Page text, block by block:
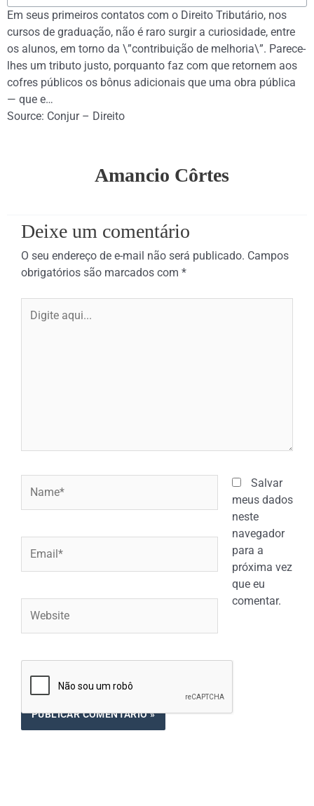
Em seus primeiros contatos com o Direito Tributário, nos
cursos de graduação, não é raro surgir a curiosidade, entre
os alunos, em torno da \”contribuição de melhoria\”. Parece-
lhes um tributo justo, porquanto faz com que retornem aos
cofres públicos os bônus adicionais que uma obra pública
— que e…
Source: Conjur – Direito
Amancio Côrtes
Deixe um comentário
O seu endereço de e-mail não será publicado. Campos
obrigatórios são marcados com *
aqui...
Salvar
meus dados
neste
navegador
para a
próxima vez
que eu
comentar.